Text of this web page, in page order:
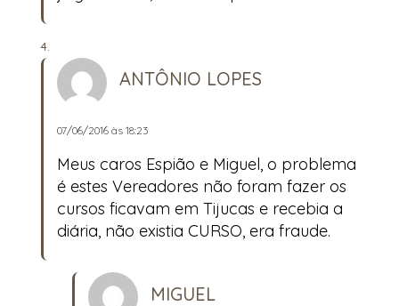
ANTÔNIO LOPES
07/06/2016 às 18:23
Meus caros Espião e Miguel, o problema
é estes Vereadores não foram fazer os
cursos ficavam em Tijucas e recebia a
diária, não existia CURSO, era fraude.
MIGUEL